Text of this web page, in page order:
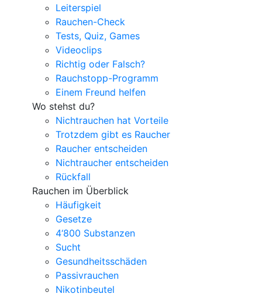
Leiterspiel
Rauchen-Check
Tests, Quiz, Games
Videoclips
Richtig oder Falsch?
Rauchstopp-Programm
Einem Freund helfen
Wo stehst du?
Nichtrauchen hat Vorteile
Trotzdem gibt es Raucher
Raucher entscheiden
Nichtraucher entscheiden
Rückfall
Rauchen im Überblick
Häufigkeit
Gesetze
4‘800 Substanzen
Sucht
Gesundheitsschäden
Passivrauchen
Nikotinbeutel